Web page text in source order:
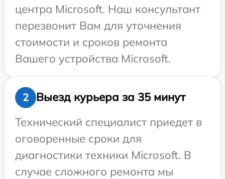
центра Microsoft. Наш консультант
перезвонит Вам для уточнения
стоимости и сроков ремонта
Вашего устройства Microsoft.
2
Выезд курьера за 35 минут
Технический специалист приедет в
оговоренные сроки для
диагностики техники Microsoft. В
случае сложного ремонта мы